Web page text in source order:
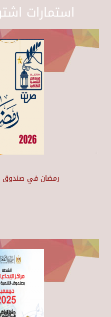
استمارات
رمضان في صندوق